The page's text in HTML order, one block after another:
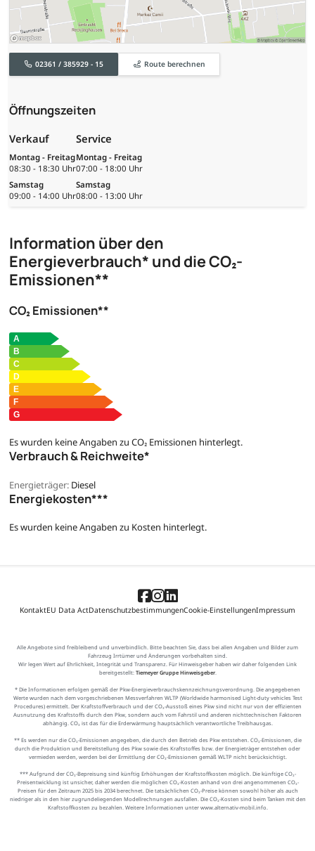
02361 / 385929 - 15 Route berechnen
Öffnungszeiten
Verkauf
Montag - Freitag
08:30 - 18:30 Uhr
Samstag
09:00 - 14:00 Uhr
Service
Montag - Freitag
07:00 - 18:00 Uhr
Samstag
08:00 - 13:00 Uhr
Information über den
Energieverbrauch* und die CO₂-
Emissionen**
CO₂ Emissionen**
Es wurden keine Angaben zu CO₂ Emissionen hinterlegt.
Verbrauch & Reichweite*
Energieträger: Diesel
Energiekosten***
Es wurden keine Angaben zu Kosten hinterlegt.
KontaktEU Data ActDatenschutzbestimmungenCookie-EinstellungenImpressum
Alle Angebote sind freibleibend und unverbindlich. Bitte beachten Sie, dass bei allen Angaben und Bilder zum
Fahrzeug Irrtümer und Änderungen vorbehalten sind.
Wir legen Wert auf Ehrlichkeit, Integrität und Transparenz. Für Hinweisgeber haben wir daher folgenden Link
bereitgestellt: Tiemeyer Gruppe Hinweisgeber.
* Die Informationen erfolgen gemäß der Pkw-Energieverbrauchskennzeichnungsverordnung. Die angegebenen
Werte wurden nach dem vorgeschriebenen Messverfahren WLTP (Worldwide harmonised Light-duty vehicles Test
Procedures) ermittelt. Der Kraftstoffverbrauch und der CO₂-Ausstoß eines Pkw sind nicht nur von der effizienten
Ausnutzung des Kraftstoffs durch den Pkw, sondern auch vom Fahrstil und anderen nichttechnischen Faktoren
abhängig. CO₂ ist das für die Erderwärmung hauptsächlich verantwortliche Treibhausgas.
** Es werden nur die CO₂-Emissionen angegeben, die durch den Betrieb des Pkw entstehen. CO₂-Emissionen, die
durch die Produktion und Bereitstellung des Pkw sowie des Kraftstoffes bzw. der Energieträger entstehen oder
vermieden werden, werden bei der Ermittlung der CO₂-Emissionen gemäß WLTP nicht berücksichtigt.
*** Aufgrund der CO₂-Bepreisung sind künftig Erhöhungen der Kraftstoffkosten möglich. Die künftige CO₂-
Preisentwicklung ist unsicher, daher werden die möglichen CO₂-Kosten anhand von drei angenommenen CO₂-
Preisen für den Zeitraum 2025 bis 2034 berechnet. Die tatsächlichen CO₂-Preise können sowohl höher als auch
niedriger als in den hier zugrundeliegenden Modellrechnungen ausfallen. Die CO₂-Kosten sind beim Tanken mit den
Kraftstoffkosten zu bezahlen. Weitere Informationen unter www.alternativ-mobil.info.